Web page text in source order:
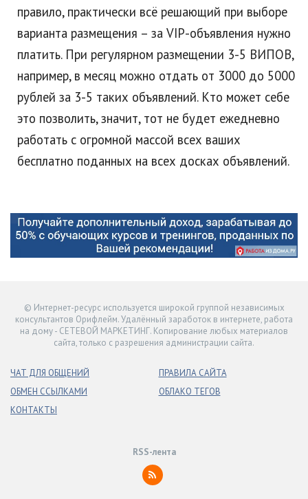
правило, практически всё решающий при выборе
варианта размещения – за VIP-объявления нужно
платить. При регулярном размещении 3-5 ВИПОВ,
например, в месяц можно отдать от 3000 до 5000
рублей за 3-5 таких объявлений. Кто может себе
это позволить, значит, тот не будет ежедневно
работать с огромной массой всех ваших
бесплатно поданных на всех досках объявлений.
© Интернет-ресурс используется широкой группой независимых
консультантов Орифлейм. Удалённый заработок в интернете, работа
на дому - СЕТЕВОЙ МАРКЕТИНГ. Копирование любых материалов
сайта, только с разрешения администрации сайта.
ЧАТ ДЛЯ ОБЩЕНИЙ
ОБМЕН ССЫЛКАМИ
КОНТАКТЫ
ПРАВИЛА САЙТА
ОБЛАКО ТЕГОВ
RSS-лента